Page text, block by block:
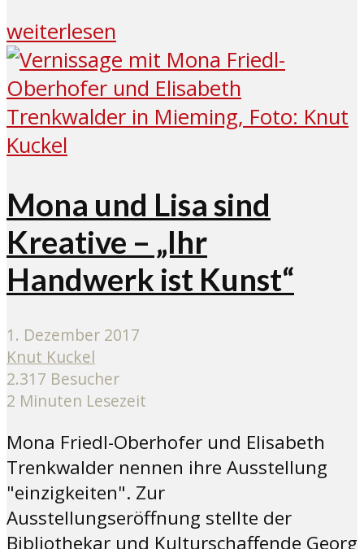
weiterlesen
Mona und Lisa sind
Kreative – „Ihr
Handwerk ist Kunst“
1. Dezember 2017
Knut Kuckel
2.317 Besucher
2 Minuten Lesezeit
Mona Friedl-Oberhofer und Elisabeth
Trenkwalder nennen ihre Ausstellung
"einzigkeiten". Zur
Ausstellungseröffnung stellte der
Bibliothekar und Kulturschaffende Georg